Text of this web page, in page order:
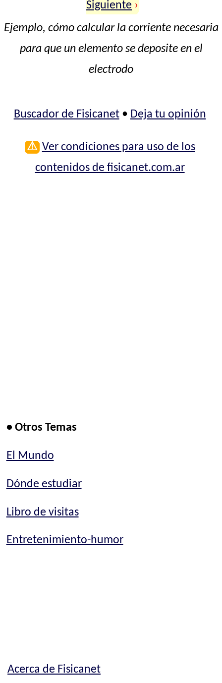
Siguiente ›
Ejemplo, cómo calcular la corriente necesaria
para que un elemento se deposite en el
electrodo
Buscador de Fisicanet• Deja tu opinión
⚠ Ver condiciones para uso de los
contenidos de fisicanet.com.ar
• Otros Temas
El Mundo
Dónde estudiar
Libro de visitas
Entretenimiento-humor
Acerca de Fisicanet